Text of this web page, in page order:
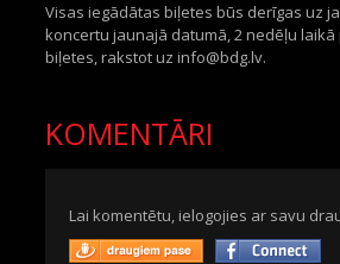
Visas iegādātas biļetes būs derīgas uz
koncertu jaunajā datumā, 2 nedēļu
biļetes, rakstot uz info@bdg.lv.
KOMENTĀRI
Lai komentētu, ielogojies ar savu